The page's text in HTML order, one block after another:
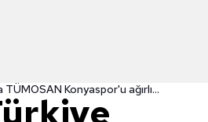
Galatasaray, Ziraat Türkiye Kupası'nda TÜMOSAN Konyaspor'u ağırlıyor!